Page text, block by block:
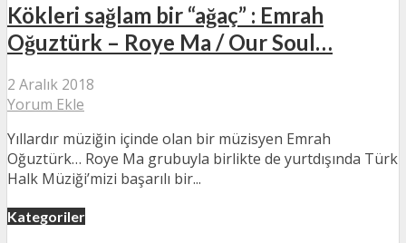
Kökleri sağlam bir “ağaç” : Emrah
Oğuztürk – Roye Ma / Our Soul…
2 Aralık 2018
Yorum Ekle
Yıllardır müziğin içinde olan bir müzisyen Emrah
Oğuztürk… Roye Ma grubuyla birlikte de yurtdışında Türk
Halk Müziği’mizi başarılı bir...
Kategoriler